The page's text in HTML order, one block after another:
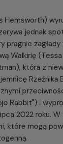
Hemsworth)
jednak
pragnie
Walkirię
która z
Rabbit") i
2022 roku. W
które mogą